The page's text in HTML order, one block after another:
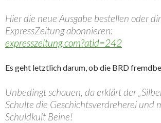
Hier die neue Ausgabe bestellen oder
ExpressZeitung abonnieren:
expresszeitung.com?atid=242
Es geht letztlich darum, ob die BRD
Unbedingt schauen, da erklärt der
Schulte die Geschichtsverdreherei und
Schuldkult Beine!